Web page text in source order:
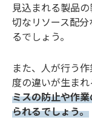
見込まれる製品
切なリソース配
るでしょう。
また、人が行う
度の違いが生まれ
ミスの防止や作
られるでしょう。